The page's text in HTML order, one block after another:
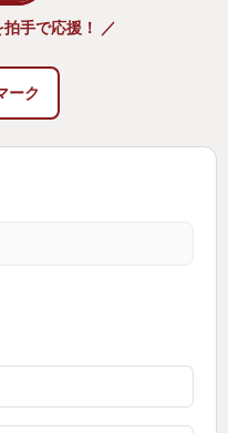
逸で、ムービーのク
BOSSであるリリスの
ョナルに描かれてい
なメインストーリー
。OWなフィールド
イナミックかつ爽快
手で応援！ ／
ーク